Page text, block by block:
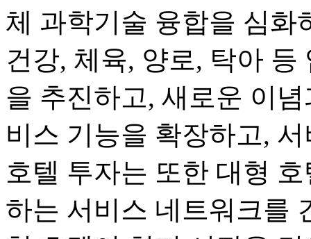
체 과학기술 융합을 심화
건강, 체육, 양로, 탁아
을 추진하고, 새로운 이
비스 기능을 확장하고,
호텔 투자는 또한 대형
하는 서비스 네트워크를